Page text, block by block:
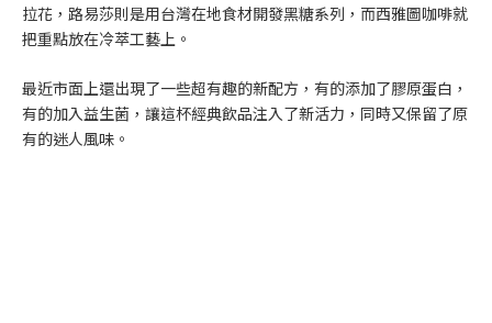
拉花，路易莎則是用台灣在地食材開發黑糖系列，而西雅圖咖啡就
把重點放在冷萃工藝上。
最近市面上還出現了一些超有趣的新配方，有的添加了膠原蛋白，
有的加入益生菌，讓這杯經典飲品注入了新活力，同時又保留了原
有的迷人風味。